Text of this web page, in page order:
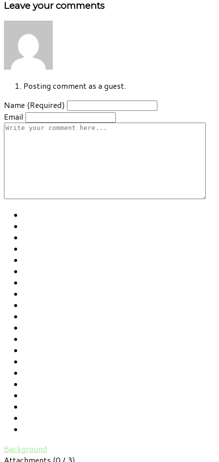
Leave your comments
Posting comment as a guest.
Name (Required)
Email
Background
Attachments (0 / 3)